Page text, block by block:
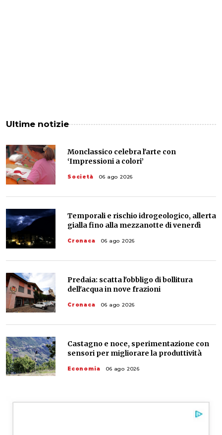
Ultime notizie
Monclassico celebra l'arte con
‘Impressioni a colori’
Società 06 ago 2026
Temporali e rischio idrogeologico, allerta
gialla fino alla mezzanotte di venerdì
Cronaca 06 ago 2026
Predaia: scatta l'obbligo di bollitura
dell'acqua in nove frazioni
Cronaca 06 ago 2026
Castagno e noce, sperimentazione con
sensori per migliorare la produttività
Economia 06 ago 2026